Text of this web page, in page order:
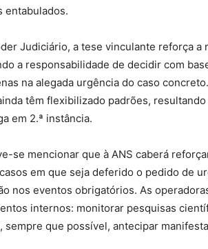
entabulados.
Judiciário, a tese vinculante reforça
a responsabilidade de decidir com
na alegada urgência do caso
têm flexibilizado padrões,
em 2.ª instância.
se mencionar que à ANS caberá
em que seja deferido o pedido de
nos eventos obrigatórios. As
internos: monitorar pesquisas
sempre que possível, antecipar